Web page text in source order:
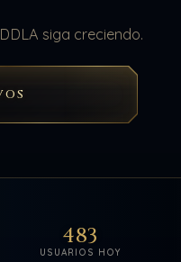
siga creciendo.
USUARIOS HOY
483